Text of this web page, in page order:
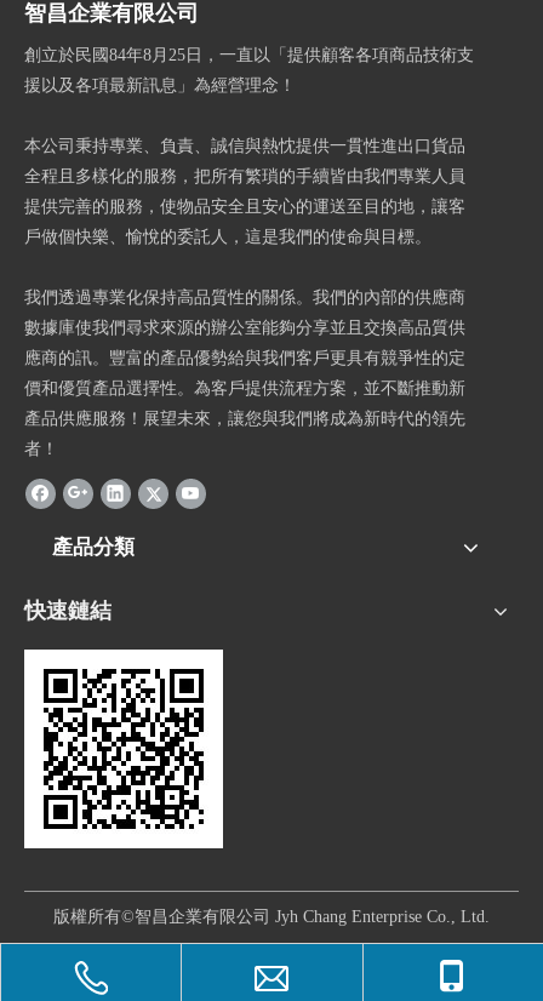
智昌企業有限公司
創立於民國84年8月25日，一直以「提供顧客各項商品技術支
援以及各項最新訊息」為經營理念！
本公司秉持專業、負責、誠信與熱忱提供一貫性進出口貨品
全程且多樣化的服務，把所有繁瑣的手續皆由我們專業人員
提供完善的服務，使物品安全且安心的運送至目的地，讓客
戶做個快樂、愉悅的委託人，這是我們的使命與目標。
我們透過專業化保持高品質性的關係。我們的內部的供應商
數據庫使我們尋求來源的辦公室能夠分享並且交換高品質供
應商的訊。豐富的產品優勢給與我們客戶更具有競爭性的定
價和優質產品選擇性。為客戶提供流程方案，並不斷推動新
產品供應服務！展望未來，讓您與我們將成為新時代的領先
者！
產品分類
快速鏈結
版權所有©智昌企業有限公司 Jyh Chang Enterprise Co., Ltd.